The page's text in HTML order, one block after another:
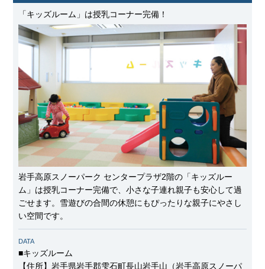
「キッズルーム」は授乳コーナー完備！
岩手高原スノーパーク センタープラザ2階の「キッズルー
ム」は授乳コーナー完備で、小さな子連れ親子も安心して過
ごせます。雪遊びの合間の休憩にもぴったりな親子にやさし
い空間です。
DATA
■キッズルーム
【住所】岩手県岩手郡雫石町長山岩手山（岩手高原スノーパ